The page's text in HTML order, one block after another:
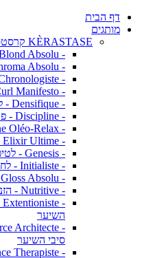
דף הבית
מותגים
KÈRASTASE קרסטס
- Blond Absolu-לבלונד המושלם
- Chroma Absolu - לשיער צבוע
- Chronologiste - אנטי אייג'ינג
- Curl Manifesto - לעיצוב וטיפוח תלתלים
- Densifique - לעיבוי שיער דליל וחלש
- Discipline - פרו קרטין לשיער מרדני
- Discipline Oléo-Relax - לשליטה בשיער נפוח
- Elixir Ultime - לשיער מבריק וזוהר
- Genesis - לטיפול בנשירת שיער
- Initialiste - לחידוש וחיזוק השיער
- NEW- Gloss Absolu- לברק עוצמתי
- Nutritive - הזנה עמוקה לשיער יבש
השיער
סיבי השיער